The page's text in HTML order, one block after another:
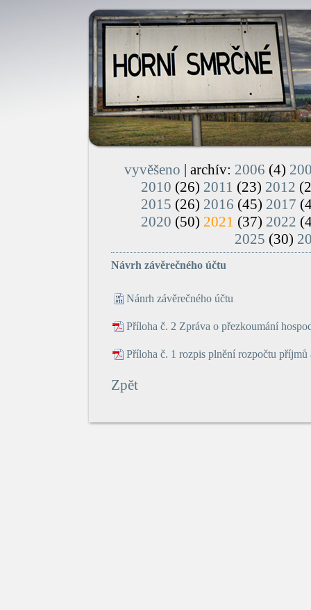
vyvěšeno | archív: 2006 (4)
2010 (26) 2011 (23) 2012
2015 (26) 2016 (45) 2017
2020 (50) 2021 (37) 2022
2025 (30)
Návrh závěrečného účtu
Nánrh závěrečného účtu
Příloha č. 2 Zpráva o přezkoumání
Příloha č. 1 rozpis plnění rozpočtu
Zpět